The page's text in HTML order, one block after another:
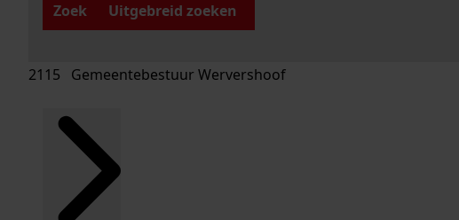
Zoek
Uitgebreid zoeken
2115 Gemeentebestuur Wervershoof